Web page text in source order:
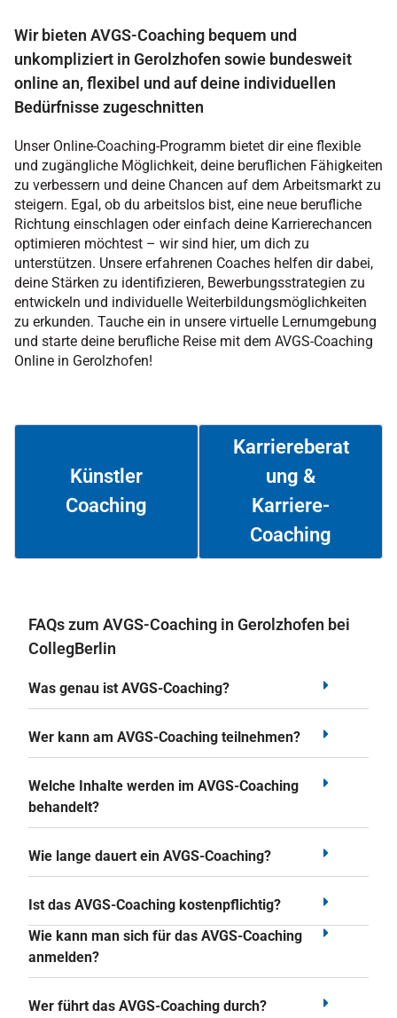
Wir bieten AVGS-Coaching bequem und
unkompliziert in Gerolzhofen sowie bundesweit
online an, flexibel und auf deine individuellen
Bedürfnisse zugeschnitten
Unser Online-Coaching-Programm bietet dir eine flexible
und zugängliche Möglichkeit, deine beruflichen Fähigkeiten
zu verbessern und deine Chancen auf dem Arbeitsmarkt zu
steigern. Egal, ob du arbeitslos bist, eine neue berufliche
Richtung einschlagen oder einfach deine Karrierechancen
optimieren möchtest – wir sind hier, um dich zu
unterstützen. Unsere erfahrenen Coaches helfen dir dabei,
deine Stärken zu identifizieren, Bewerbungsstrategien zu
entwickeln und individuelle Weiterbildungsmöglichkeiten
zu erkunden. Tauche ein in unsere virtuelle Lernumgebung
und starte deine berufliche Reise mit dem AVGS-Coaching
Online in Gerolzhofen!
Künstler
Coaching
Weiterlesen
Karriereberat
ung &
Karriere-
Coaching
Weiterlesen
FAQs zum AVGS-Coaching in Gerolzhofen bei
CollegBerlin
Was genau ist AVGS-Coaching?
Wer kann am AVGS-Coaching teilnehmen?
Welche Inhalte werden im AVGS-Coaching
behandelt?
Wie lange dauert ein AVGS-Coaching?
Ist das AVGS-Coaching kostenpflichtig?
Wie kann man sich für das AVGS-Coaching
anmelden?
Wer führt das AVGS-Coaching durch?